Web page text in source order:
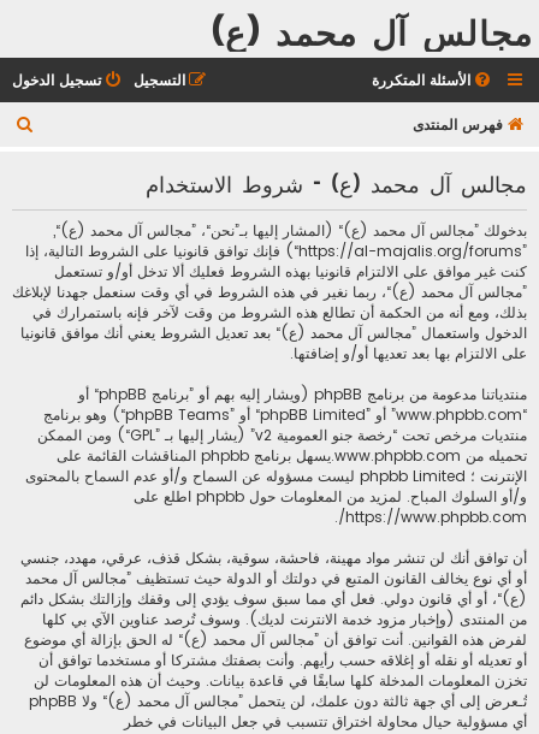
مجالس آل محمد (ع)
الأسئلة المتكررة تسجيل الدخول التسجيل
فهرس المنتدى
مجالس آل محمد (ع) - شروط الاستخدام
بدخولك ”مجالس آل محمد (ع)“ (المشار إليها بـ”نحن“، ”مجالس آل محمد (ع)“,
”https://al-majalis.org/forums“) فإنك توافق قانونيا على الشروط التالية، إذا
كنت غير موافق على الالتزام قانونيا بهذه الشروط فعليك ألا تدخل أو/و تستعمل
”مجالس آل محمد (ع)“، ربما نغير في هذه الشروط في أي وقت سنعمل جهدنا لإبلاغك
بذلك، ومع أنه من الحكمة أن تطالع هذه الشروط من وقت لآخر فإنه باستمرارك في
الدخول واستعمال ”مجالس آل محمد (ع)“ بعد تعديل الشروط يعني أنك موافق قانونيا
على الالتزام بها بعد تعديها أو/و إضافتها.
منتدياتنا مدعومة من برنامج phpBB (ويشار إليه بهم أو ”برنامج phpBB“ أو
“www.phpbb.com” أو ”phpBB Limited“ أو ”phpBB Teams“) وهو برنامج
منتديات مرخص تحت “رخصة جنو العمومية v2
” (يشار إليها بـ ”GPL“) ومن الممكن
تحميله من www.phpbb.com
.يسهل برنامج phpbb المناقشات القائمة على
الإنترنت ؛ phpbb Limited ليست مسؤوله عن السماح و/أو عدم السماح بالمحتوى
و/أو السلوك المباح. لمزيد من المعلومات حول phpbb اطلع على
https://www.phpbb.com/
.
أن توافق أنك لن تنشر مواد مهينة، فاحشة، سوقية، بشكل قذف، عرقي، مهدد، جنسي
أو أي نوع يخالف القانون المتبع في دولتك أو الدولة حيث تستظيف ”مجالس آل محمد
(ع)“، أو أي قانون دولي. فعل أي مما سبق سوف يؤدي إلى وقفك وإزالتك بشكل دائم
من المنتدى (وإخبار مزود خدمة الانترنت لديك). وسوف تُرصد عناوين الآي بي كلها
لفرض هذه القوانين. أنت توافق أن ”مجالس آل محمد (ع)“ له الحق بإزالة أي موضوع
أو تعديله أو نقله أو إغلاقه حسب رأيهم. وأنت بصفتك مشتركا أو مستخدما توافق أن
تخزن المعلومات المدخلة كلها سابقًا في قاعدة بيانات. وحيث أن هذه المعلومات لن
تُـعرض إلى أي جهة ثالثة دون علمك، لن يتحمل ”مجالس آل محمد (ع)“ ولا phpBB
أي مسؤولية حيال محاولة اختراق تتسبب في جعل البيانات في خطر